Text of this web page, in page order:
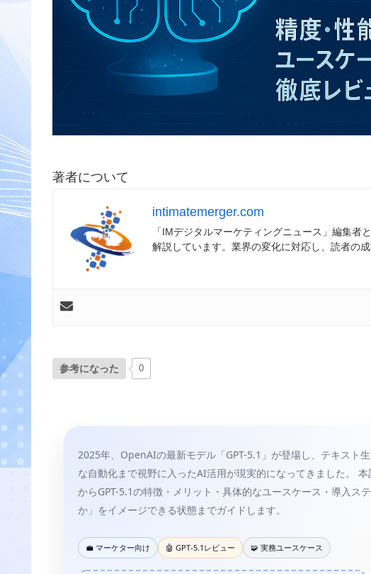
著者について
intimatemerger.com
「IMデジタルマーケティングニュース」編集者
解説しています。業界の変化に対応し、読者の
参考になった 0
2025年、OpenAIの最新モデル「GPT-5.1」が登場し、テキスト
な自動化まで視野に入ったAI活用が現実的になってきました。
からGPT-5.1の特徴・メリット・具体的なユースケース・導入ス
か」をイメージできる状態までガイドします。
💼 マーケター向け 🤖 GPT-5.1レビュー 🧩 実務ユースケース